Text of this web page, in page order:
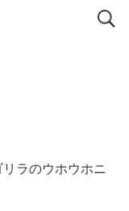
ラのウホウホニ